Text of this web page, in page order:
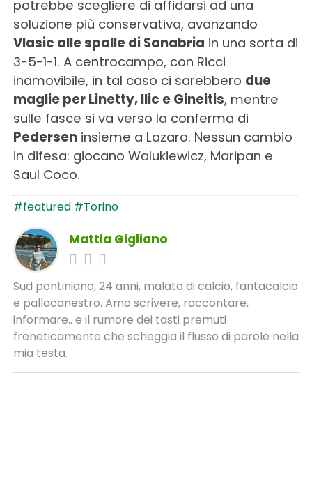
potrebbe scegliere di affidarsi ad una
soluzione più conservativa, avanzando
Vlasic alle spalle di Sanabria in una sorta di
3-5-1-1. A centrocampo, con Ricci
inamovibile, in tal caso ci sarebbero due
maglie per Linetty, Ilic e Gineitis, mentre
sulle fasce si va verso la conferma di
Pederseninsieme a Lazaro. Nessun cambio
in difesa: giocano Walukiewicz, Maripan e
Saul Coco.
#featured #Torino
Mattia Gigliano
Sud pontiniano, 24 anni, malato di calcio, fantacalcio
e pallacanestro. Amo scrivere, raccontare,
informare.. e il rumore dei tasti premuti
freneticamente che scheggia il flusso di parole nella
mia testa.